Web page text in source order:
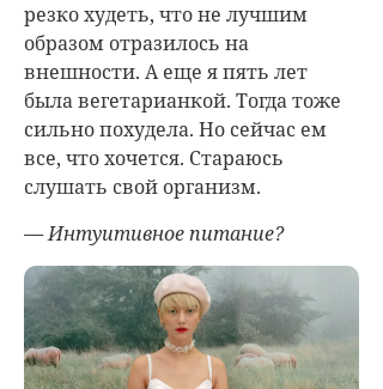
резко худеть, что не лучшим
образом отразилось на
внешности. А еще я пять лет
была вегетарианкой. Тогда тоже
сильно похудела. Но сейчас ем
все, что хочется. Стараюсь
слушать свой организм.
— Интуитивное питание?